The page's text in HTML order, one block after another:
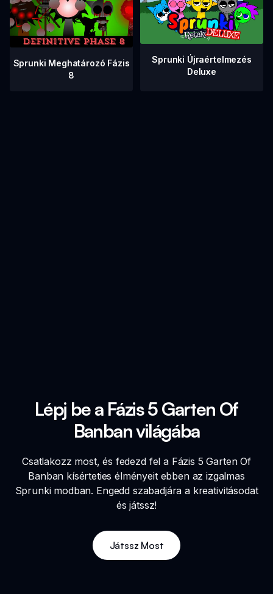
Sprunki Meghatározó Fázis
8
Sprunki Újraértelmezés
Deluxe
Lépj be a Fázis 5 Garten Of
Banban világába
Csatlakozz most, és fedezd fel a Fázis 5 Garten Of
Banban kísérteties élményeit ebben az izgalmas
Sprunki modban. Engedd szabadjára a kreativitásodat
és játssz!
Játssz Most